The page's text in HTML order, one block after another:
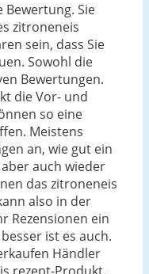
Bewertung. Sie
zitroneneis
sein, dass Sie
Sowohl die
Bewertungen.
die Vor- und
so eine
Meistens
an, wie gut ein
auch wieder
das zitroneneis
also in der
Rezensionen ein
ist es auch.
Händler